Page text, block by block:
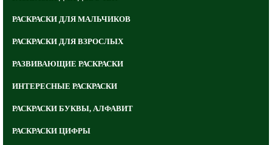
РАСКРАСКИ ДЛЯ МАЛЬЧИКОВ
РАСКРАСКИ ДЛЯ ВЗРОСЛЫХ
РАЗВИВАЮЩИЕ РАСКРАСКИ
ИНТЕРЕСНЫЕ РАСКРАСКИ
РАСКРАСКИ БУКВЫ, АЛФАВИТ
РАСКРАСКИ ЦИФРЫ